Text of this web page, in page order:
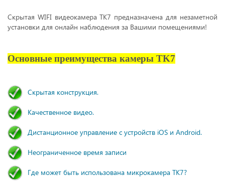
Скрытая WIFI видеокамера TK7 предназначена для незаметной
установки для онлайн наблюдения за Вашими помещениями!
Основные преимущества камеры TK7
Скрытая конструкция.
Качественное видео.
Дистанционное управление с устройств iOS и Android.
Неограниченное время записи
Где может быть использована микрокамера TK7?